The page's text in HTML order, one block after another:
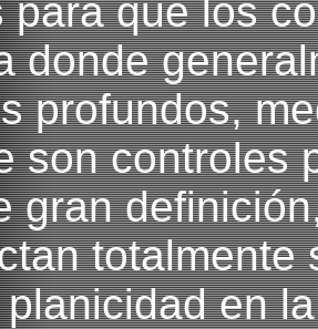
para que los
donde
profundos,
son controles
gran
totalmente
en